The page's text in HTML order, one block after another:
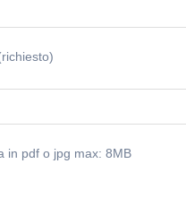
in pdf o jpg max: 8MB